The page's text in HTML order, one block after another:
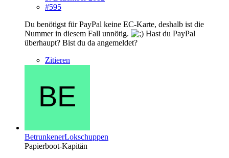
#595
Du benötigst für PayPal keine EC-Karte, deshalb ist die
Nummer in diesem Fall unnötig.
Hast du PayPal
überhaupt? Bist du da angemeldet?
Zitieren
BetrunkenerLokschuppen
Papierboot-Kapitän